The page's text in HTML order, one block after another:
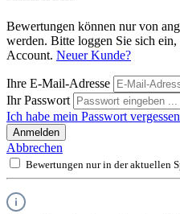
Bewertungen können nur von
werden. Bitte loggen Sie sich ein,
Account. Neuer Kunde?
Ihre E-Mail-Adresse
Ihr Passwort
Ich habe mein Passwort
Anmelden
Abbrechen
Bewertungen nur in der aktuellen